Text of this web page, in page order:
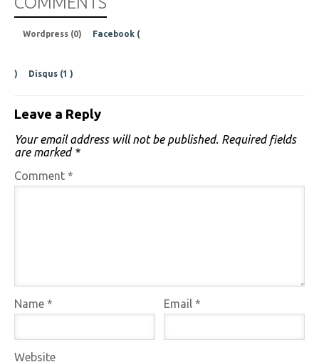
Wordpress (0) Facebook (
) Disqus (1 )
Leave a Reply
Your email address will not be published. Required fields
are marked *
Comment *
Name * Email*
Website